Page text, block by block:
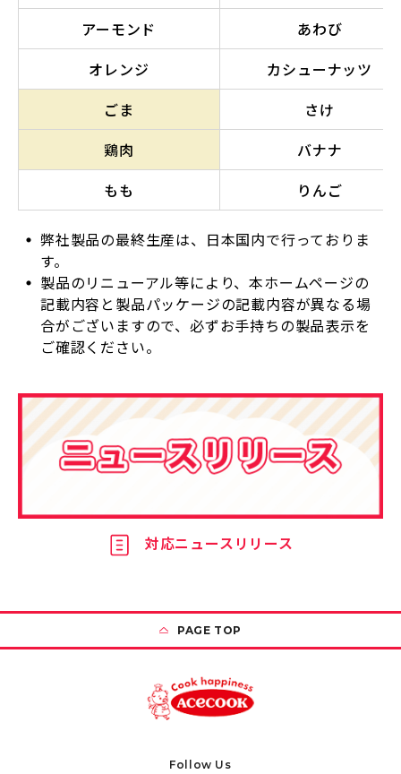
アーモンド
あわび
オレンジ
カシューナッツ
ごま
さけ
鶏肉
バナナ
もも
りんご
弊社製品の最終生産は、日本国内で行っておりま
す。
製品のリニューアル等により、本ホームページの
記載内容と製品パッケージの記載内容が異なる場
合がございますので、必ずお手持ちの製品表示を
ご確認ください。
対応ニュースリリース
PAGE TOP
Follow Us